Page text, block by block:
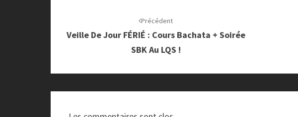
Précédent
Veille De Jour FÉRIÉ : Cours Bachata + Soirée
SBK Au LQS !